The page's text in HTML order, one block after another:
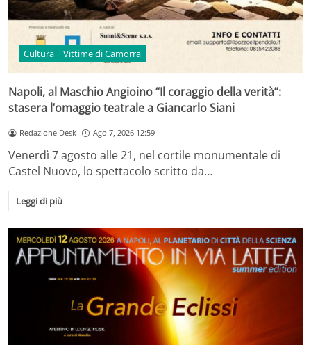
Cultura Vittime di Camorra
Napoli, al Maschio Angioino “Il coraggio della verità”:
stasera l’omaggio teatrale a Giancarlo Siani
Redazione Desk Ago 7, 2026 12:59
Venerdì 7 agosto alle 21, nel cortile monumentale di
Castel Nuovo, lo spettacolo scritto da…
Leggi di più